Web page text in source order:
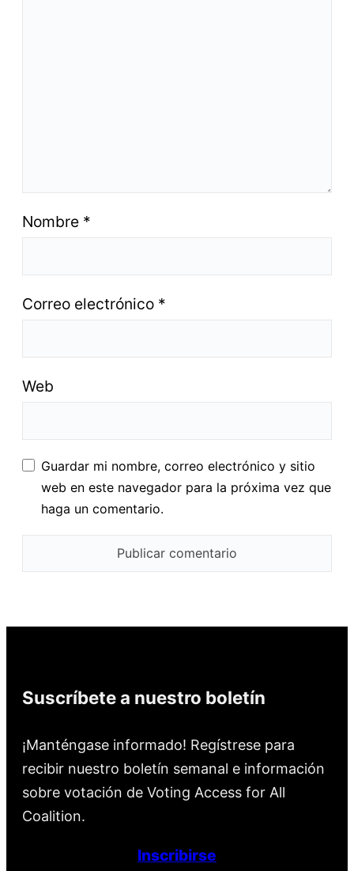
Nombre *
Correo electrónico *
Web
Guardar mi nombre, correo electrónico y sitio
web en este navegador para la próxima vez que
haga un comentario.
Suscríbete a nuestro boletín
¡Manténgase informado! Regístrese para
recibir nuestro boletín semanal e información
sobre votación de Voting Access for All
Coalition.
Inscribirse